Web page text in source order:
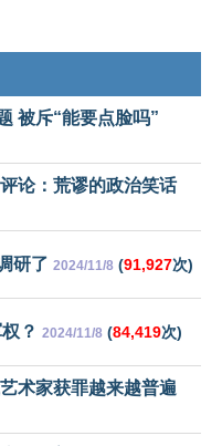
被斥“能要点脸吗”
论：荒谬的政治笑话
研了 2024/11/8 (91,927次)
？ 2024/11/8 (84,419次)
术家获罪越来越普遍